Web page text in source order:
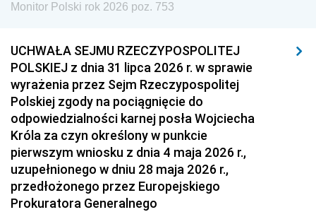
Monitor Polski rok 2026 poz. 753
UCHWAŁA SEJMU RZECZYPOSPOLITEJ
POLSKIEJ z dnia 31 lipca 2026 r. w sprawie
wyrażenia przez Sejm Rzeczypospolitej
Polskiej zgody na pociągnięcie do
odpowiedzialności karnej posła Wojciecha
Króla za czyn określony w punkcie
pierwszym wniosku z dnia 4 maja 2026 r.,
uzupełnionego w dniu 28 maja 2026 r.,
przedłożonego przez Europejskiego
Prokuratora Generalnego